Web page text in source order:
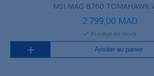
MSI MAG B760 TOMAHAWK
2 799,00 MAD
Produit en stock
Ajouter au panier